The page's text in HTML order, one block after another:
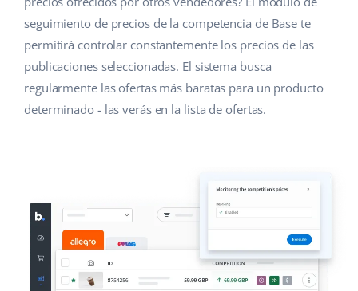
seguimiento de precios de la competencia de Base te
permitirá controlar constantemente los precios de las
publicaciones seleccionadas. El sistema busca
regularmente las ofertas más baratas para un producto
determinado - las verás en la lista de ofertas.